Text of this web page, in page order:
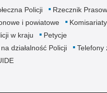
Policji
Rzecznik
i powiatowe
w kraju
Petycje
działalność Policji
Telefony